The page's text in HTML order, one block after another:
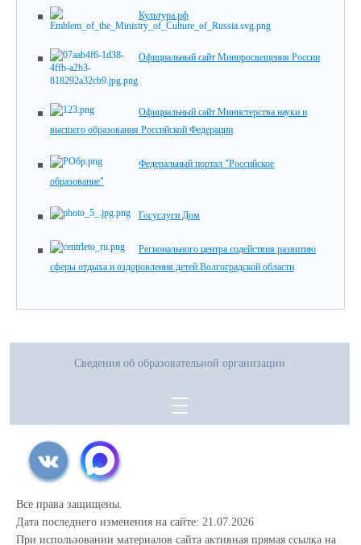
Культура.рф
Официальный сайт Минпросвещения России
Официальный сайт Министерства науки и
высшего образования Российской Федерации
Федеральный портал "Российское
образование"
Госуслуги Дом
Регионального центра содействия развитию
сферы отдыха и оздоровления детей Волгоградской области
Сведения об образовательной организации
Все права защищены.
Дата последнего изменения на сайте: 21.07.2026
При использовании материалов сайта активная прямая ссылка на